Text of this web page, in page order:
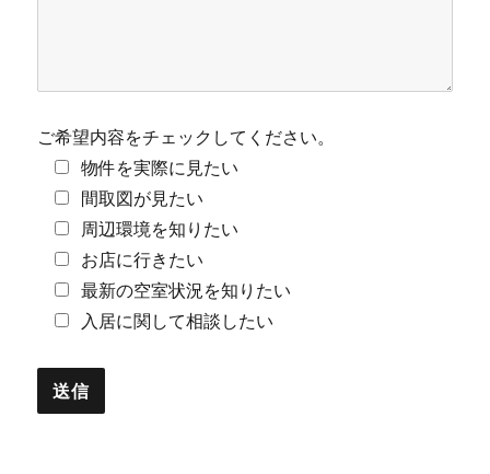
ご希望内容をチェックしてください。
物件を実際に見たい
間取図が見たい
周辺環境を知りたい
お店に行きたい
最新の空室状況を知りたい
入居に関して相談したい